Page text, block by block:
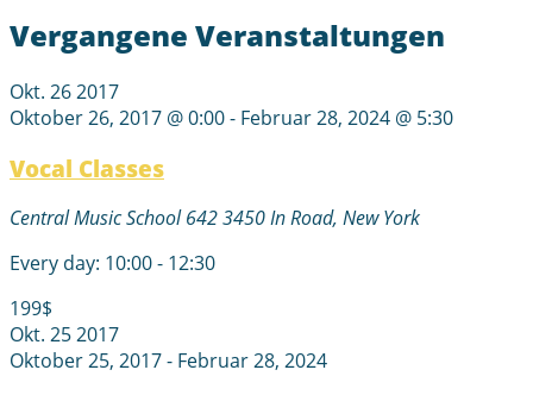
Vergangene Veranstaltungen
Okt. 262017
Oktober 26, 2017 @ 0:00- Februar 28, 2024 @ 5:30
Vocal Classes
Central Music School642 3450 In Road, New York
Every day: 10:00 - 12:30
199$
Okt. 252017
Oktober 25, 2017- Februar 28, 2024